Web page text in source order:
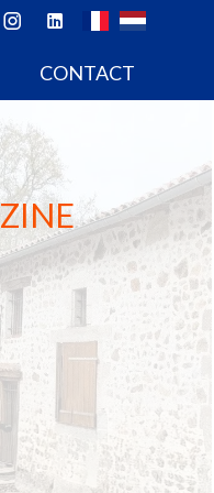
CONTACT